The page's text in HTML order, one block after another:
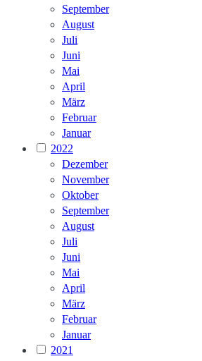
September
August
Juli
Juni
Mai
April
März
Februar
Januar
2022
Dezember
November
Oktober
September
August
Juli
Juni
Mai
April
März
Februar
Januar
2021